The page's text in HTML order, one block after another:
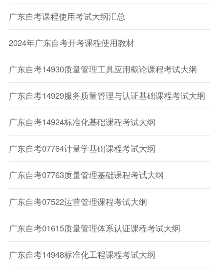
广东自考课程使用考试大纲汇总
2024年广东自考开考课程使用教材
广东自考14930质量管理工具应用概论课程考试大纲
广东自考14929服务质量管理与认证基础课程考试大纲
广东自考14924标准化基础课程考试大纲
广东自考07764计量学基础课程考试大纲
广东自考07763质量管理基础课程考试大纲
广东自考07522运营管理课程考试大纲
广东自考01615质量管理体系认证课程考试大纲
广东自考14948标准化工程课程考试大纲